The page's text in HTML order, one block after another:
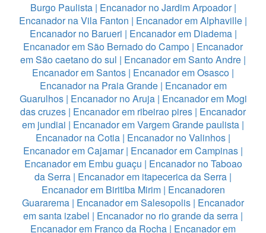
Burgo Paulista| Encanador no Jardim Arpoador|
Encanador na Vila Fanton | Encanador em Alphaville |
Encanador no Barueri | Encanador em Diadema|
Encanador em São Bernado do Campo | Encanador
em São caetano do sul | Encanador em Santo Andre |
Encanador em Santos | Encanador em Osasco |
Encanador na Praia Grande| Encanador em
Guarulhos| Encanador no Aruja| Encanador em Mogi
das cruzes | Encanador em ribeirao pires | Encanador
em jundiai | Encanador em Vargem Grande paulista |
Encanador na Cotia | Encanador no Valinhos |
Encanador em Cajamar| Encanador em Campinas |
Encanador em Embu guaçu | Encanador no Taboao
da Serra | Encanador em itapecerica da Serra |
Encanador em Biritiba Mirim| Encanadoren
Guararema | Encanador em Salesopolis | Encanador
em santa izabel | Encanador no rio grande da serra |
Encanador em Franco da Rocha | Encanador em